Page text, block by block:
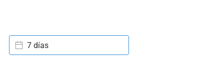
7 días